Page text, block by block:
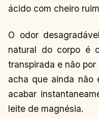
ácido com cheiro
O odor
natural do corpo é
transpirada e não
acha que ainda não
acabar
leite de magnésia.